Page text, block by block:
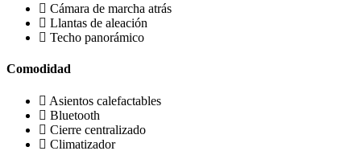
Cámara de marcha atrás
Llantas de aleación
Techo panorámico
Comodidad
Asientos calefactables
Bluetooth
Cierre centralizado
Climatizador